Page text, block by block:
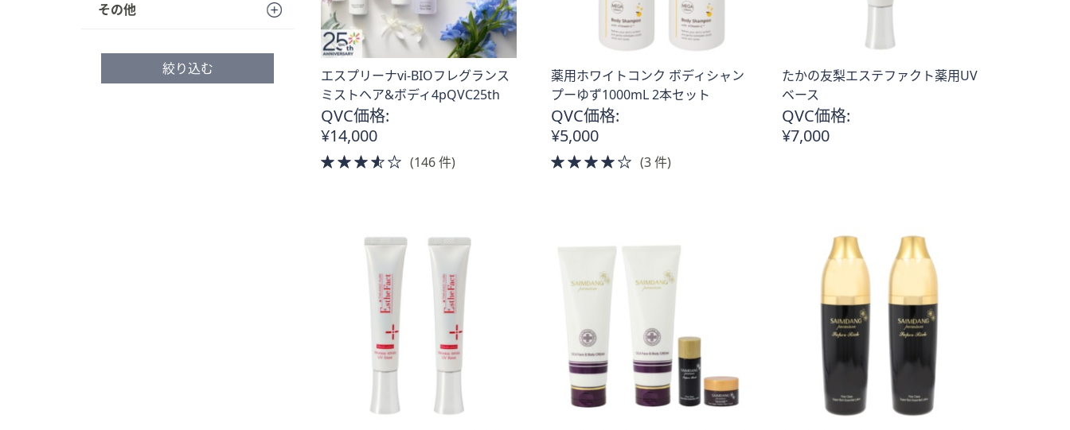
その他
絞り込む
エスプリーナvi-BIOフレグランス
ミストヘア&ボディ4pQVC25th
QVC価格:
¥14,000
3.5
(146 件)
薬用ホワイトコンク ボディシャン
プーゆず1000mL 2本セット
QVC価格:
¥5,000
4.0
(3 件)
たかの友梨エステファクト薬用UV
ベース
QVC価格:
¥7,000